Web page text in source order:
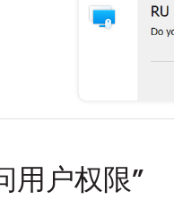
用户权限”